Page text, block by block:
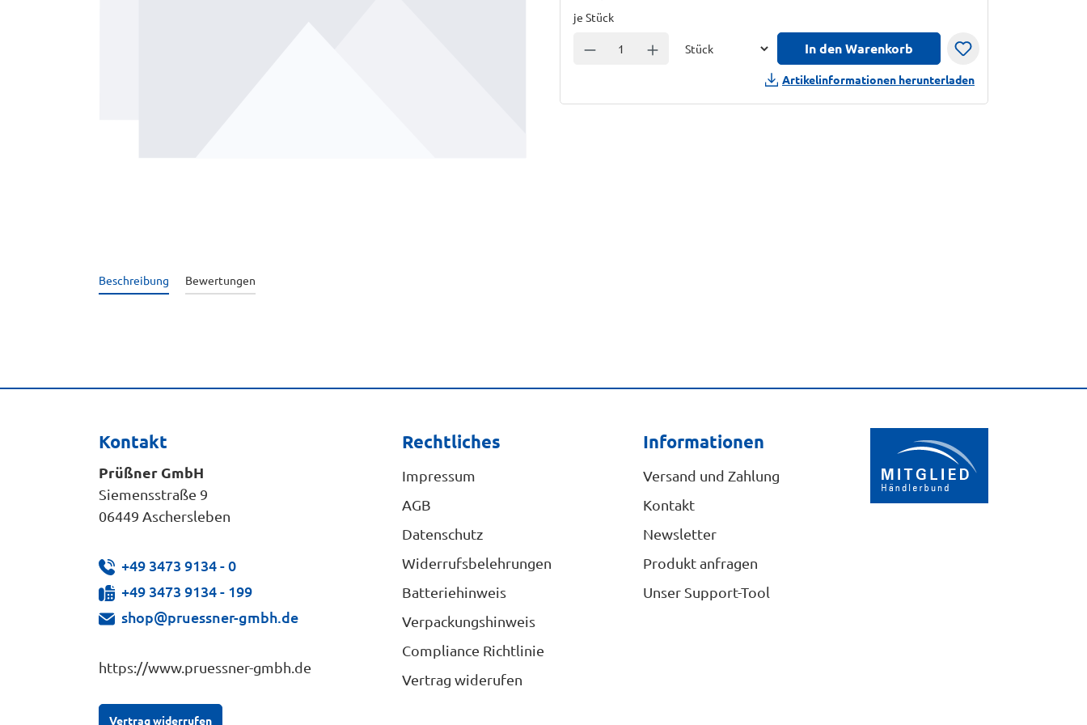
je Stück
Anzahl verringernAnzahl erhöhen In den Warenkorb
Artikelinformationen herunterladen
Beschreibung Bewertungen
Kontakt
Prüßner GmbH
Siemensstraße 9
06449 Aschersleben
+49 3473 9134 - 0
+49 3473 9134 - 199
shop@pruessner-gmbh.de
https://www.pruessner-gmbh.de
Vertrag widerrufen
Rechtliches
Impressum
AGB
Datenschutz
Widerrufsbelehrungen
Batteriehinweis
Verpackungshinweis
Compliance Richtlinie
Vertrag widerufen
Informationen
Versand und Zahlung
Kontakt
Newsletter
Produkt anfragen
Unser Support-Tool